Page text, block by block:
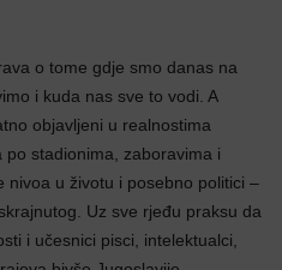
o tome gdje smo danas na
i kuda nas sve to vodi. A
objavljeni u realnostima
stadionima, zaboravima i
nivoa u životu i posebno politici –
Uz sve rjeđu praksu da
i učesnici pisci, intelektualci,